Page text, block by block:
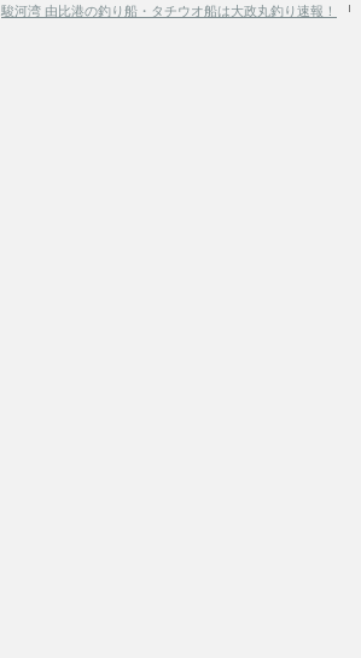
駿河湾 由比港の釣り船・タチウオ船は大政丸釣り速報！